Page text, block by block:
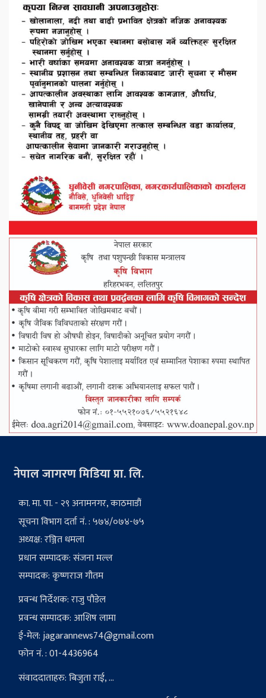
नेपाल जागरण मिडिया प्रा. लि.
का. मा. पा. - २९ अनामनगर, काठमाडौं
सूचना विभाग दर्ता नं. : ५७४/०७४-७५
अध्यक्ष: रञ्जित धमला
प्रधान सम्पादक: संजना मल्ल
सम्पादक: कृष्णराज गौतम
प्रवन्ध निर्देशक: राजु पौडेल
प्रवन्ध सम्पादक: आशिष लामा
ई-मेल:jagarannews74@gmail.com
फोन नं. : 01-4436964
संवाददाताहरु: बिजुता राई, ...